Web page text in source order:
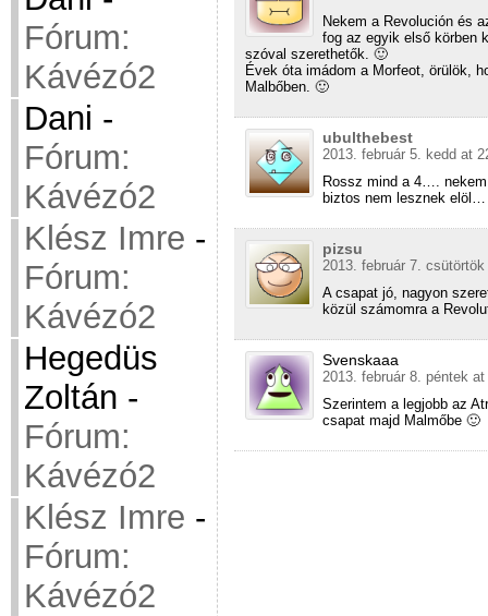
Fórum:
Kávézó2
Dani -
Fórum:
Kávézó2
Klész Imre -
Fórum:
Kávézó2
Hegedüs
Zoltán -
Fórum:
Kávézó2
Klész Imre -
Fórum:
Kávézó2
Nekem a Revolución és
fog az egyik első körben
szóval szerethetők. 🙂
Évek óta imádom a Morfeot, örülök,
Malbőben. 🙂
ubulthebest
2013. február 5. kedd at
Rossz mind a 4….
biztos nem lesznek elöl…
pizsu
2013. február 7.
A csapat jó, nagyon
közül számomra a
Svenskaaa
2013. február 8. péntek at
Szerintem a legjobb az
csapat majd Malmőbe 🙂